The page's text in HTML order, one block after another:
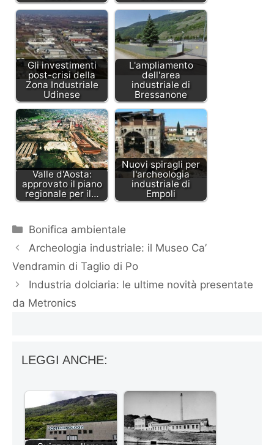
Gli investimenti
post-crisi della
Zona Industriale
Udinese
L'ampliamento
dell'area
industriale di
Bressanone
Valle d'Aosta:
approvato il piano
regionale per il…
Nuovi spiragli per
l'archeologia
industriale di
Empoli
Categorie
Bonifica ambientale
Archeologia industriale: il Museo Ca’
Vendramin di Taglio di Po
Industria dolciaria: le ultime novità presentate
da Metronics
LEGGI ANCHE: